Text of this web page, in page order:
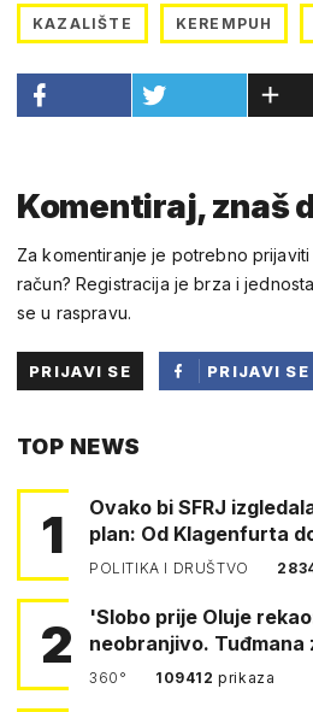
KAZALIŠTE KEREMPUH
Komentiraj, znaš
Za komentiranje je potrebno
račun? Registracija je brza i
se u raspravu.
PRIJAVI SE
PRIJAVI SE
TOP NEWS
1
Ovako bi SFRJ
plan: Od Klagenfurta
POLITIKA I DRUŠTVO
2
'Slobo prije Oluje
neobranjivo.
360° 109412prikaza